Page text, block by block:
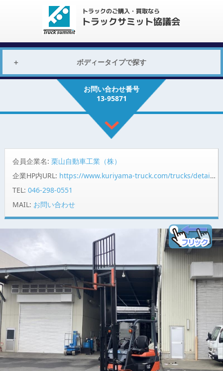
ボディータイプで探す
お問い合わせ番号
13-95871
会員企業名: 栗山自動車工業（株）
企業HP内URL: https://www.kuriyama-truck.com/trucks/detail/95871/?pr=summit
TEL: 046-298-0551
MAIL: お問い合わせ